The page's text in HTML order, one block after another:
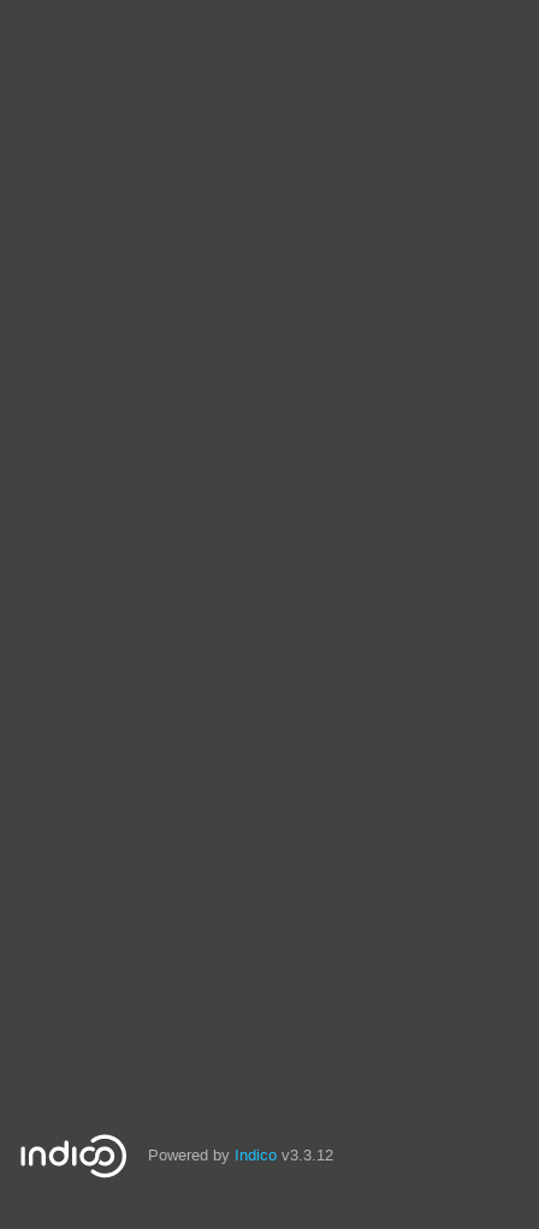
Powered by Indico v3.3.12